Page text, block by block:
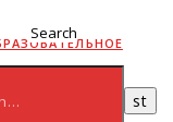
Search